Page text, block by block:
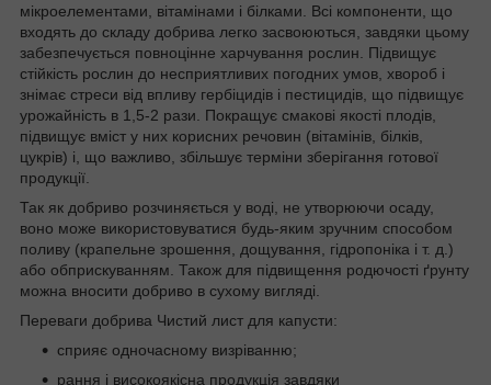
мікроелементами, вітамінами і білками. Всі компоненти, що
входять до складу добрива легко засвоюються, завдяки цьому
забезпечується повноцінне харчування рослин. Підвищує
стійкість рослин до несприятливих погодних умов, хвороб і
знімає стреси від впливу гербіцидів і пестицидів, що підвищує
урожайність в 1,5-2 рази. Покращує смакові якості плодів,
підвищує вміст у них корисних речовин (вітамінів, білків,
цукрів) і, що важливо, збільшує терміни зберігання готової
продукції.
Так як добриво розчиняється у воді, не утворюючи осаду,
воно може використовуватися будь-яким зручним способом
поливу (крапельне зрошення, дощування, гідропоніка і т. д.)
або обприскуванням. Також для підвищення родючості ґрунту
можна вносити добриво в сухому вигляді.
Переваги добрива Чистий лист для капусти:
сприяє одночасному визріванню;
рання і високоякісна продукція завдяки